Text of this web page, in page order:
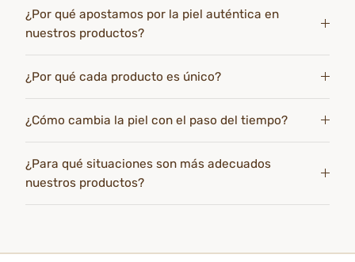
¿Por qué apostamos por la piel auténtica en
nuestros productos?
¿Por qué cada producto es único?
¿Cómo cambia la piel con el paso del tiempo?
¿Para qué situaciones son más adecuados
nuestros productos?